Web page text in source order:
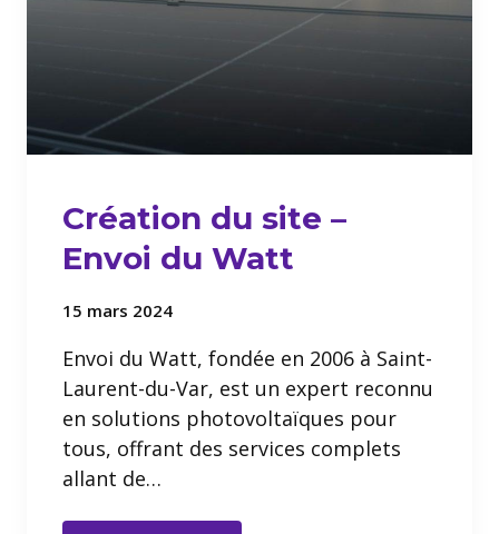
Création du site –
Envoi du Watt
15 mars 2024
Envoi du Watt, fondée en 2006 à Saint-
Laurent-du-Var, est un expert reconnu
en solutions photovoltaïques pour
tous, offrant des services complets
allant de…